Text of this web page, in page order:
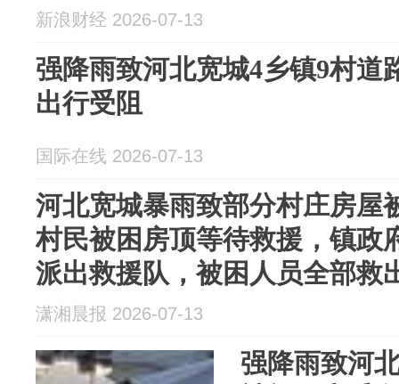
新浪财经 2026-07-13
强降雨致河北宽城4乡镇9村道
出行受阻
国际在线 2026-07-13
河北宽城暴雨致部分村庄房屋
村民被困房顶等待救援，镇政
派出救援队，被困人员全部救
潇湘晨报 2026-07-13
强降雨致河